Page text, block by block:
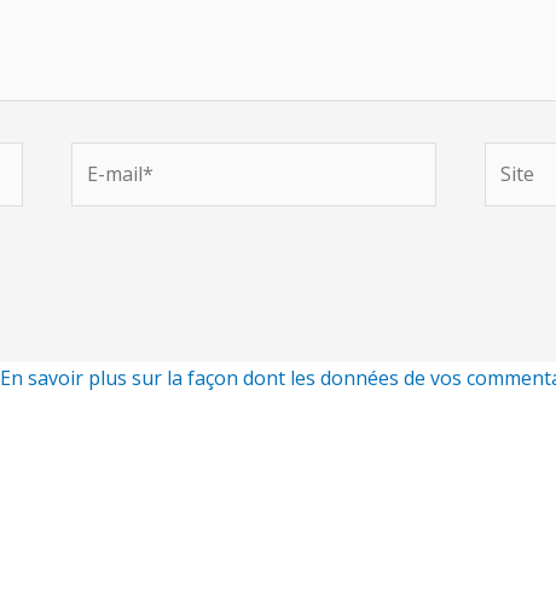
mail*
En savoir plus sur la façon dont les données de vos